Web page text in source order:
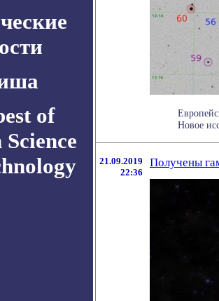
of
Новое
21.09.2019
22:36
Получены